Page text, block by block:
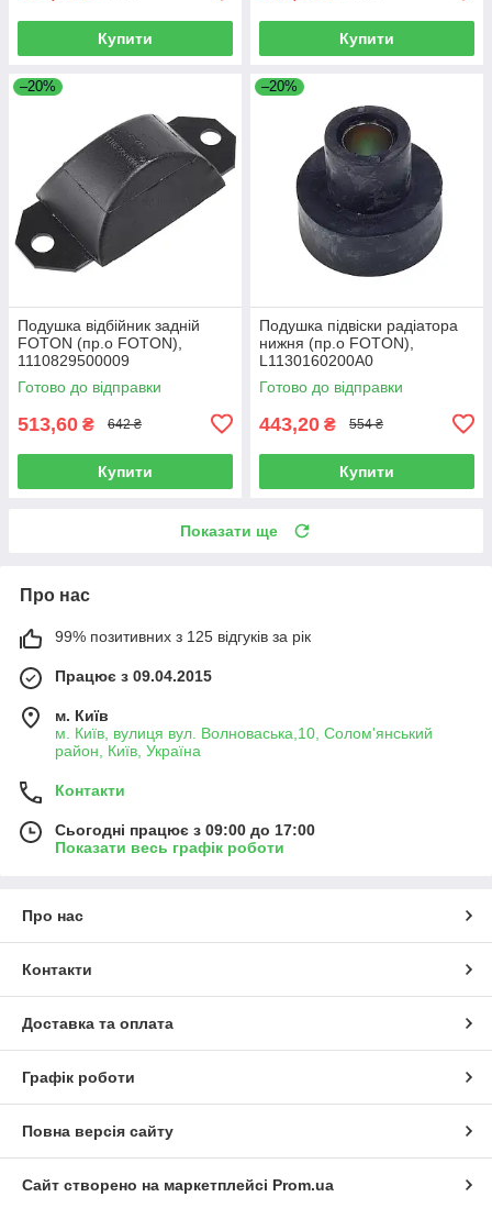
Купити Купити
–20%
Подушка відбійник задній
FOTON (пр.о FOTON),
1110829500009
Готово до відправки
513,60 ₴ 642 ₴
Купити
–20%
Подушка підвіски радіатора
нижня (пр.о FOTON),
L1130160200A0
Готово до відправки
443,20 ₴ 554 ₴
Купити
Показати ще
Про нас
99% позитивних з 125 відгуків за рік
Працює з 09.04.2015
м. Київ
м. Київ, вулиця вул. Волноваська,10, Солом'янський
район, Київ, Україна
Контакти
Сьогодні працює з 09:00 до 17:00
Показати весь графік роботи
Про нас
Контакти
Доставка та оплата
Графік роботи
Повна версія сайту
Сайт створено на маркетплейсі Prom.ua